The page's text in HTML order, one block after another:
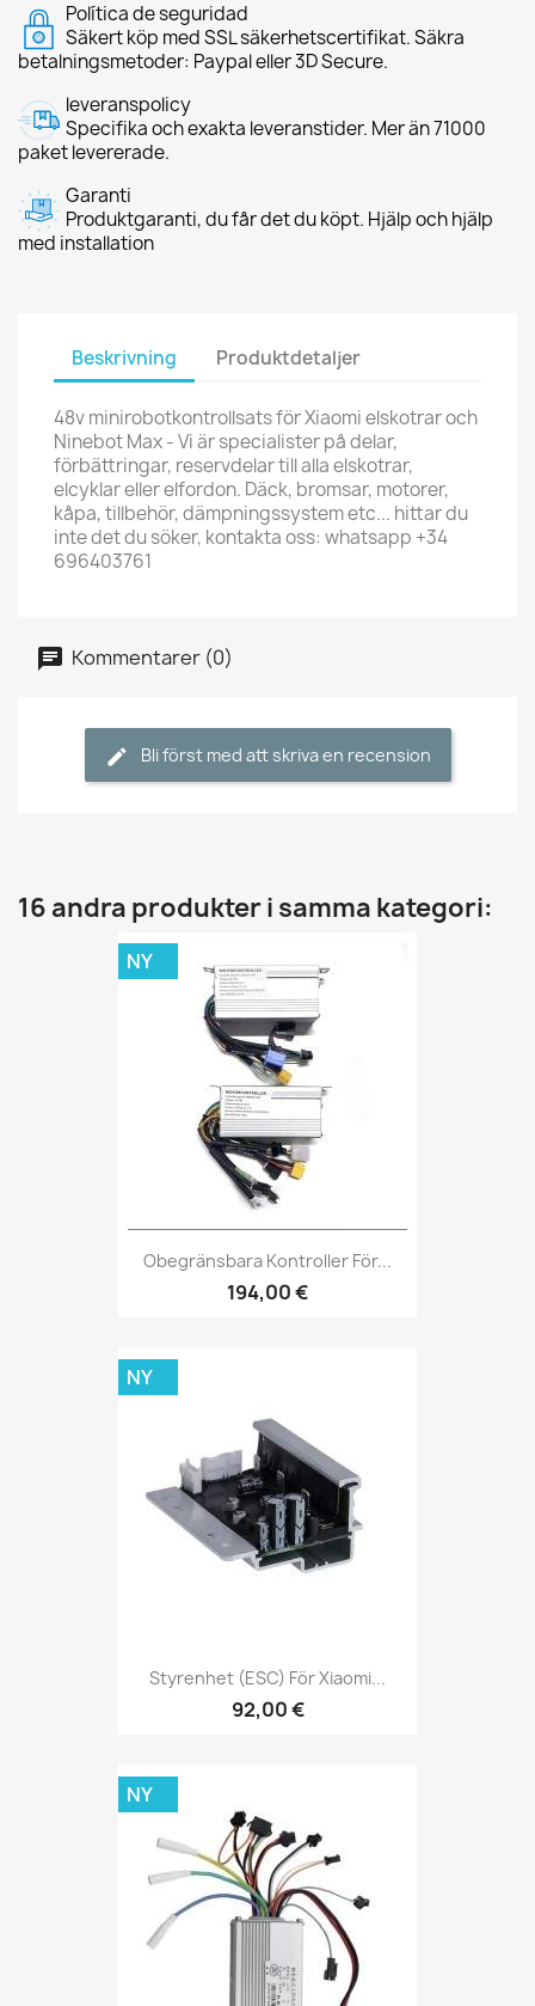
Política de seguridad
Säkert köp med SSL säkerhetscertifikat. Säkra
betalningsmetoder: Paypal eller 3D Secure.
leveranspolicy
Specifika och exakta leveranstider. Mer än 71000
paket levererade.
Garanti
Produktgaranti, du får det du köpt. Hjälp och hjälp
med installation
Beskrivning Produktdetaljer
48v minirobotkontrollsats för Xiaomi elskotrar och
Ninebot Max - Vi är specialister på delar,
förbättringar, reservdelar till alla elskotrar,
elcyklar eller elfordon. Däck, bromsar, motorer,
kåpa, tillbehör, dämpningssystem etc... hittar du
inte det du söker, kontakta oss: whatsapp +34
696403761
Kommentarer (0)
Bli först med att skriva en recension
16 andra produkter i samma kategori:
Obegränsbara Kontroller För...
194,00 €
NY
Styrenhet (ESC) För Xiaomi...
92,00 €
NY
NY